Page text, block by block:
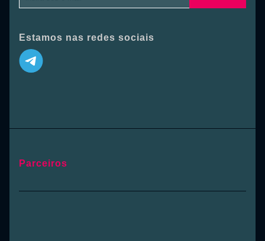
Estamos nas redes sociais
Parceiros